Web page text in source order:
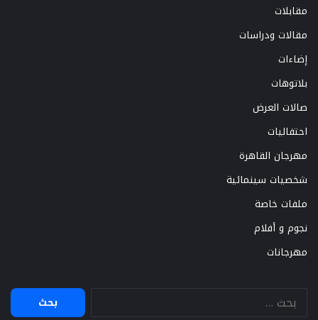
مقابلات
مقالات ودراسات
إضاءات
بلاتوهات
صالات العرض
احتفاليات
مهرجان القاهرة
شخصيات سينمائية
ملفات خاصة
نجوم و أفلام
مهرجانات
البحث
عن: